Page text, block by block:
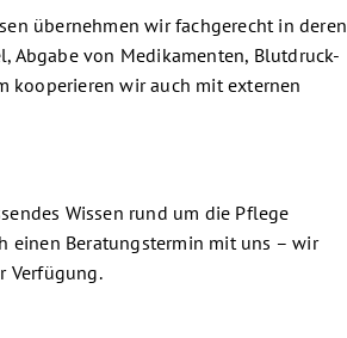
übernehmen wir fachgerecht in deren
Abgabe von Medikamenten, Blutdruck-
kooperieren wir auch mit externen
Wissen rund um die Pflege
einen Beratungstermin mit uns – wir
Verfügung.